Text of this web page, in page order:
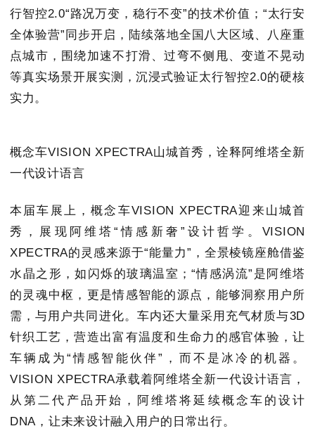
行智控2.0“路况万变，稳行不变”的技术价值；“太行安
全体验营”同步开启，陆续落地全国八大区域、八座重
点城市，围绕加速不打滑、过弯不侧甩、变道不晃动
等真实场景开展实测，沉浸式验证太行智控2.0的硬核
实力。
概念车VISION XPECTRA山城首秀，诠释阿维塔全新
一代设计语言
本届车展上，概念车VISION XPECTRA迎来山城首
秀，展现阿维塔“情感新奢”设计哲学。VISION
XPECTRA的灵感来源于“能量力”，全景棱镜座舱借鉴
水晶之形，如闪烁的玻璃温室；“情感涡流”是阿维塔
的灵魂中枢，更是情感智能的源点，能够洞察用户所
需，与用户共同进化。车内还大量采用充气材质与3D
针织工艺，营造出富有温度和生命力的感官体验，让
车辆成为“情感智能伙伴”，而不是冰冷的机器。
VISION XPECTRA承载着阿维塔全新一代设计语言，
从第二代产品开始，阿维塔将延续概念车的设计
DNA，让未来设计融入用户的日常出行。